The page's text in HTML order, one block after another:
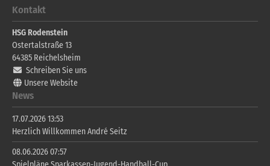
Kontakt
HSG Rodenstein
Ostertalstraße 13
64385 Reichelsheim
Schreiben Sie uns
Unsere Website
News
17.07.2026 13:53
Herzlich Willkommen André Seitz
08.06.2026 07:57